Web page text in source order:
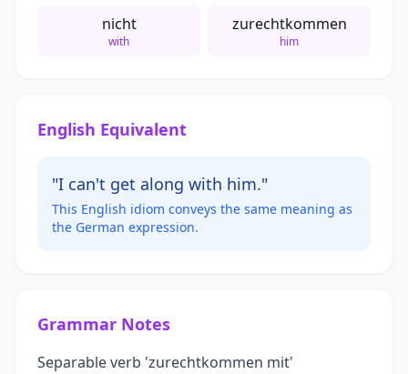
nicht
with
zurechtkommen
him
English Equivalent
"I can't get along with him."
This English idiom conveys the same meaning as
the German expression.
Grammar Notes
Separable verb 'zurechtkommen mit'